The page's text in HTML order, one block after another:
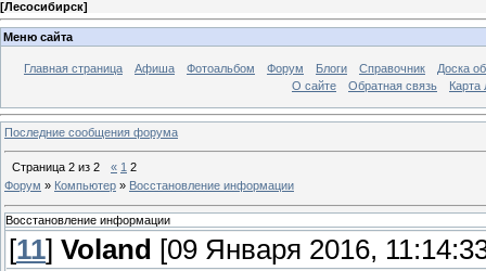
[Лесосибирск]
Меню сайта
Главная страница Афиша Фотоальбом Форум Блоги Справочник
Доска
О сайте
Обратная связь Карта
Последние сообщения форума
Страница 2 из 2 « 1 2
Форум » Компьютер » Восстановление информации
Восстановление информации
[11] Voland [09 Января 2016,